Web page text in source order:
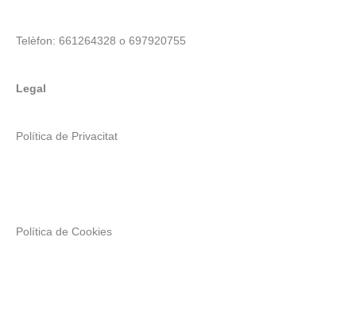
Telèfon: 661264328 o 697920755
Legal
Política de Privacitat
Política de Cookies